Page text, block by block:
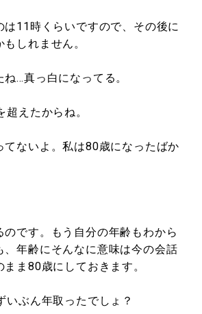
は11時くらいですので、その後に
しれません。
…真っ白になってる。
超えたからね。
てないよ。私は80歳になったばか
のです。もう自分の年齢もわから
、年齢にそんなに意味は今の会話
ま80歳にしておきます。
いぶん年取ったでしょ？